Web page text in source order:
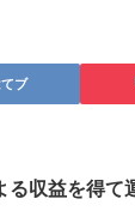
ブ
収益を得て